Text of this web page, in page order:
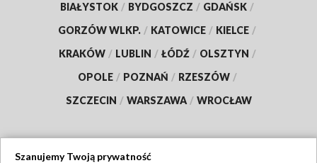
BIAŁYSTOK / BYDGOSZCZ / GDAŃSK /
GORZÓW WLKP. / KATOWICE / KIELCE /
KRAKÓW / LUBLIN / ŁÓDŹ / OLSZTYN /
OPOLE / POZNAŃ / RZESZÓW /
SZCZECIN / WARSZAWA / WROCŁAW
Szanujemy Twoją prywatność